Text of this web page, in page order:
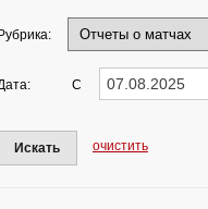
Рубрика:
С
Искать очистить